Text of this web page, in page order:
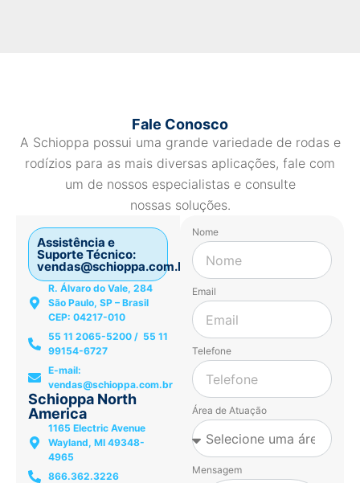
Fale Conosco
A Schioppa possui uma grande variedade de rodas e
rodízios para as mais diversas aplicações, fale com
um de nossos especialistas e consulte
nossas soluções.
Assistência e
Suporte Técnico:
vendas@schioppa.com.br
R. Álvaro do Vale, 284
São Paulo, SP – Brasil
CEP: 04217-010
55 11 2065-5200 / 55 11
99154-6727
E-mail:
vendas@schioppa.com.br
Schioppa North
America
1165 Electric Avenue
Wayland, MI 49348-
4965
866.362.3226
Nome
Email
Telefone
Área de Atuação
Mensagem